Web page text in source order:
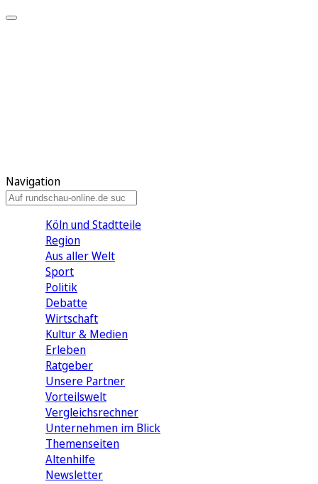
Navigation
Köln und Stadtteile
Region
Aus aller Welt
Sport
Politik
Debatte
Wirtschaft
Kultur & Medien
Erleben
Ratgeber
Unsere Partner
Vorteilswelt
Vergleichsrechner
Unternehmen im Blick
Themenseiten
Altenhilfe
Newsletter